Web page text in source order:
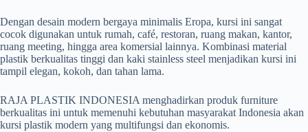
Dengan desain modern bergaya minimalis Eropa, kursi ini sangat
cocok digunakan untuk rumah, café, restoran, ruang makan, kantor,
ruang meeting, hingga area komersial lainnya. Kombinasi material
plastik berkualitas tinggi dan kaki stainless steel menjadikan kursi ini
tampil elegan, kokoh, dan tahan lama.
RAJA PLASTIK INDONESIA menghadirkan produk furniture
berkualitas ini untuk memenuhi kebutuhan masyarakat Indonesia akan
kursi plastik modern yang multifungsi dan ekonomis.